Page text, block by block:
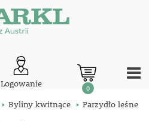
Logowanie 0
Byliny kwitnące Parzydło leśne